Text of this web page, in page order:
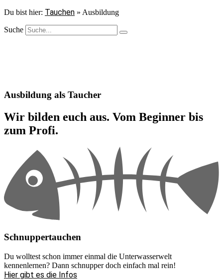
Du bist hier: Tauchen » Ausbildung
Suche
Ausbildung als Taucher
Wir bilden euch aus. Vom Beginner bis
zum Profi.
Schnuppertauchen
Du wolltest schon immer einmal die Unterwasserwelt
kennenlernen? Dann schnupper doch einfach mal rein!
Hier gibt es die Infos